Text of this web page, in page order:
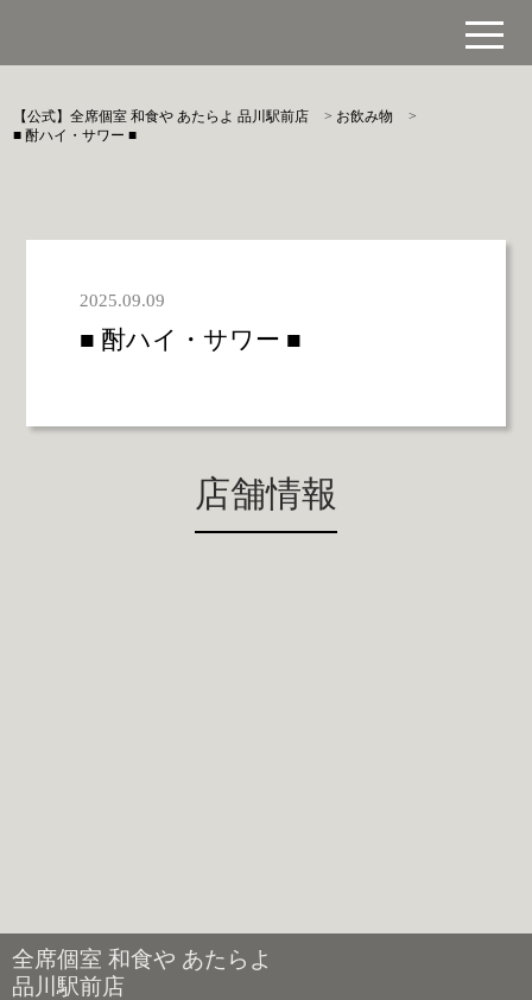
【公式】全席個室 和食や あたらよ 品川駅前店 > お飲み物
>
■ 酎ハイ・サワー ■
2025.09.09
■ 酎ハイ・サワー ■
店舗情報
全席個室 和食や あたらよ
品川駅前店